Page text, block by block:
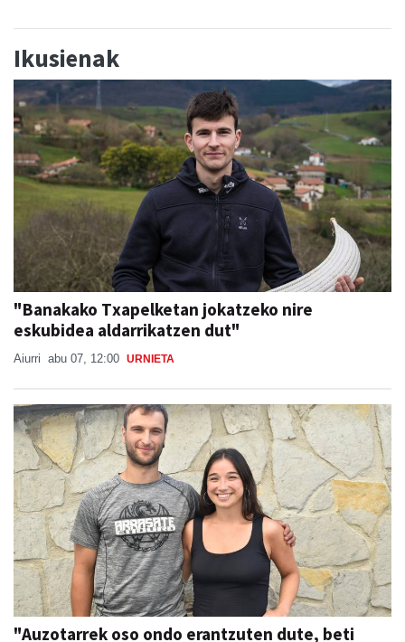
Ikusienak
"Banakako Txapelketan jokatzeko nire
eskubidea aldarrikatzen dut"
Aiurri abu 07, 12:00 URNIETA
"Auzotarrek oso ondo erantzuten dute, beti